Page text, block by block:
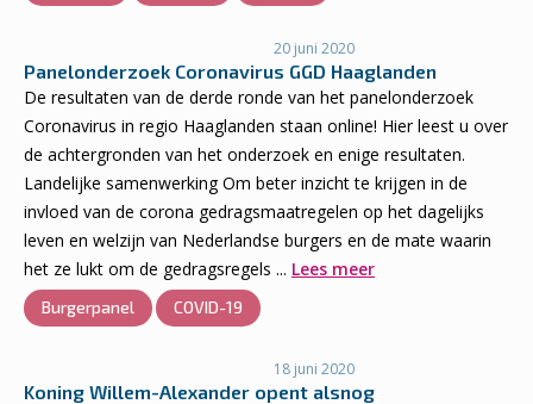
20 juni 2020
Panelonderzoek Coronavirus GGD Haaglanden
De resultaten van de derde ronde van het panelonderzoek
Coronavirus in regio Haaglanden staan online! Hier leest u over
de achtergronden van het onderzoek en enige resultaten.
Landelijke samenwerking Om beter inzicht te krijgen in de
invloed van de corona gedragsmaatregelen op het dagelijks
leven en welzijn van Nederlandse burgers en de mate waarin
het ze lukt om de gedragsregels ... Lees meer
Burgerpanel COVID-19
18 juni 2020
Koning Willem-Alexander opent alsnog